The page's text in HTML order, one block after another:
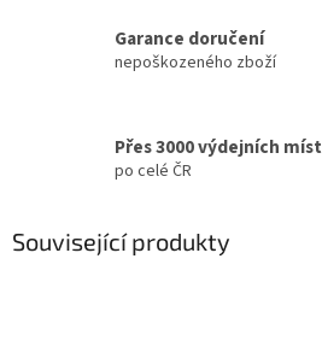
Garance doručení
nepoškozeného zboží
Přes 3000 výdejních míst
po celé ČR
Související produkty